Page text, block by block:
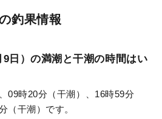
釣果情報
日）の満潮と干潮の時間はい
09時20分（干潮）、16時59分
（干潮）です。